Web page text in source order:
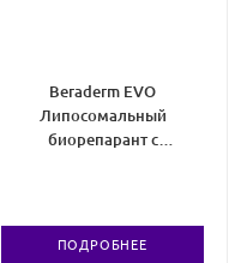
Beraderm EVO
Липосомальный
биорепарант с
ПОДРОБНЕЕ